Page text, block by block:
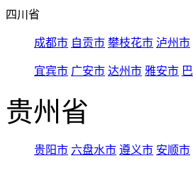
四川省
成都市 自贡市 攀枝花市 泸州市
宜宾市 广安市 达州市 雅安市
贵州省
贵阳市 六盘水市 遵义市 安顺市